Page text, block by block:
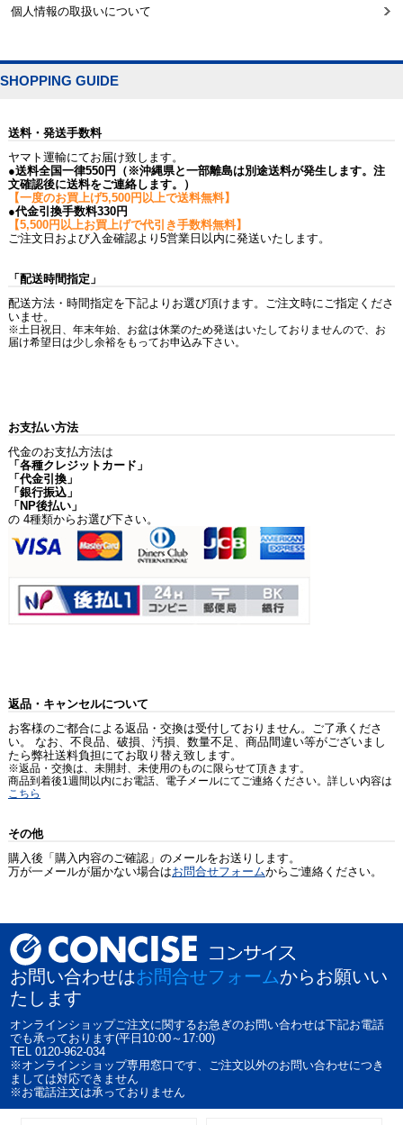
個人情報の取扱いについて
SHOPPING GUIDE
送料・発送手数料
ヤマト運輸にてお届け致します。
●送料全国一律550円（※沖縄県と一部離島は別途送料が発生します。注
文確認後に送料をご連絡します。）
【一度のお買上げ5,500円以上で送料無料】
●代金引換手数料330円
【5,500円以上お買上げで代引き手数料無料】
ご注文日および入金確認より5営業日以内に発送いたします。
「配送時間指定」
配送方法・時間指定を下記よりお選び頂けます。ご注文時にご指定くださ
いませ。
※土日祝日、年末年始、お盆は休業のため発送はいたしておりませんので、お
届け希望日は少し余裕をもってお申込み下さい。
お支払い方法
代金のお支払方法は
「各種クレジットカード」
「代金引換」
「銀行振込」
「NP後払い」
の 4種類からお選び下さい。
返品・キャンセルについて
お客様のご都合による返品・交換は受付しておりません。ご了承くださ
い。 なお、不良品、破損、汚損、数量不足、商品間違い等がございまし
たら弊社送料負担にてお取り替え致します。
※返品・交換は、未開封、未使用のものに限らせて頂きます。
商品到着後1週間以内にお電話、電子メールにてご連絡ください。詳しい内容は
こちら
その他
購入後「購入内容のご確認」のメールをお送りします。
万が一メールが届かない場合はお問合せフォームからご連絡ください。
お問い合わせはお問合せフォームからお願いい
たします
オンラインショップご注文に関するお急ぎのお問い合わせは下記お電話
でも承っております(平日10:00～17:00)
TEL 0120-962-034
※オンラインショップ専用窓口です、ご注文以外のお問い合わせにつき
ましては対応できません
※お電話注文は承っておりません